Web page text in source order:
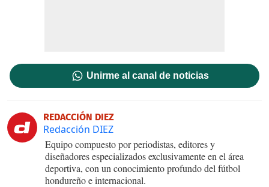
Unirme al canal de noticias
REDACCIÓN DIEZ
Redacción DIEZ
Equipo compuesto por periodistas, editores y
diseñadores especializados exclusivamente en el área
deportiva, con un conocimiento profundo del fútbol
hondureño e internacional.